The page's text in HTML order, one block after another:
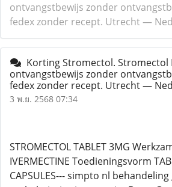
ontvangstbewijs zonder
fedex zonder recept. Utrecht —
Korting Stromectol. Stromectol
ontvangstbewijs zonder
fedex zonder recept. Utrecht —
3 พ.ย. 2568 07:34
STROMECTOL TABLET 3MG
IVERMECTINE Toedieningsvorm
CAPSULES--- simpto nl